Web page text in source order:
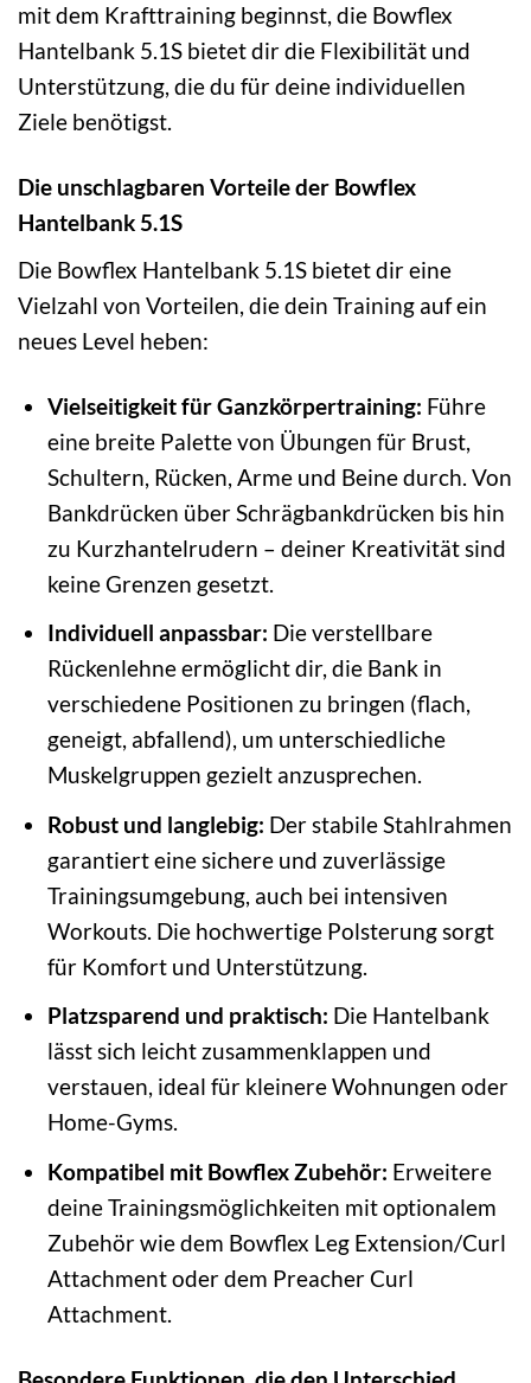
mit dem Krafttraining beginnst, die Bowflex
Hantelbank 5.1S bietet dir die Flexibilität und
Unterstützung, die du für deine individuellen
Ziele benötigst.
Die unschlagbaren Vorteile der Bowflex
Hantelbank 5.1S
Die Bowflex Hantelbank 5.1S bietet dir eine
Vielzahl von Vorteilen, die dein Training auf ein
neues Level heben:
Vielseitigkeit für Ganzkörpertraining: Führe
eine breite Palette von Übungen für Brust,
Schultern, Rücken, Arme und Beine durch. Von
Bankdrücken über Schrägbankdrücken bis hin
zu Kurzhantelrudern – deiner Kreativität sind
keine Grenzen gesetzt.
Individuell anpassbar: Die verstellbare
Rückenlehne ermöglicht dir, die Bank in
verschiedene Positionen zu bringen (flach,
geneigt, abfallend), um unterschiedliche
Muskelgruppen gezielt anzusprechen.
Robust und langlebig: Der stabile Stahlrahmen
garantiert eine sichere und zuverlässige
Trainingsumgebung, auch bei intensiven
Workouts. Die hochwertige Polsterung sorgt
für Komfort und Unterstützung.
Platzsparend und praktisch: Die Hantelbank
lässt sich leicht zusammenklappen und
verstauen, ideal für kleinere Wohnungen oder
Home-Gyms.
Kompatibel mit Bowflex Zubehör: Erweitere
deine Trainingsmöglichkeiten mit optionalem
Zubehör wie dem Bowflex Leg Extension/Curl
Attachment oder dem Preacher Curl
Attachment.